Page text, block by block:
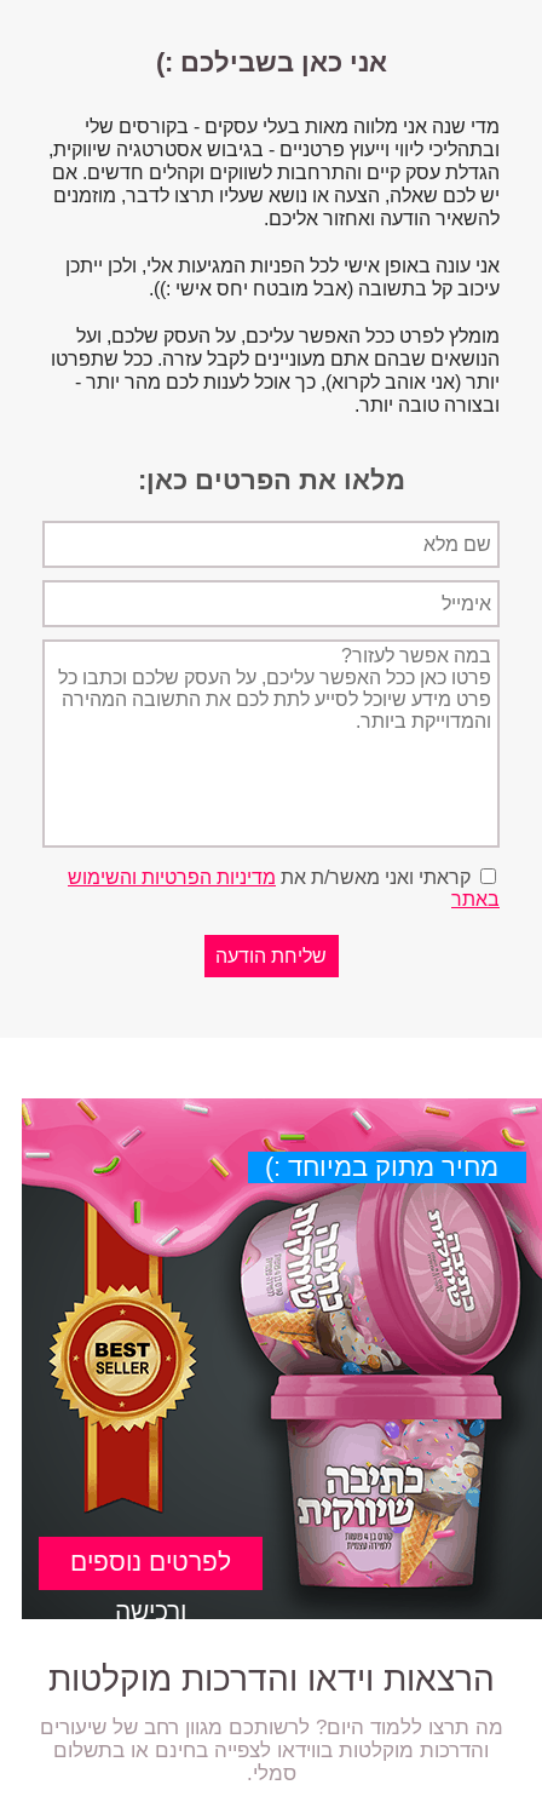
אני כאן בשבילכם :)
מדי שנה אני מלווה מאות בעלי עסקים - בקורסים שלי
ובתהליכי ליווי וייעוץ פרטניים - בגיבוש אסטרטגיה שיווקית,
הגדלת עסק קיים והתרחבות לשווקים וקהלים חדשים. אם
יש לכם שאלה, הצעה או נושא שעליו תרצו לדבר, מוזמנים
להשאיר הודעה ואחזור אליכם.
אני עונה באופן אישי לכל הפניות המגיעות אלי, ולכן ייתכן
עיכוב קל בתשובה (אבל מובטח יחס אישי :)).
מומלץ לפרט ככל האפשר עליכם, על העסק שלכם, ועל
הנושאים שבהם אתם מעוניינים לקבל עזרה. ככל שתפרטו
יותר (אני אוהב לקרוא), כך אוכל לענות לכם מהר יותר -
ובצורה טובה יותר.
מלאו את הפרטים כאן:
מלא
תיאור
הפניה
קראתי ואני מאשר/ת את מדיניות הפרטיות והשימוש
באתר
מחיר מתוק במיוחד :)
לפרטים נוספים
ורכישה
הרצאות וידאו והדרכות מוקלטות
מה תרצו ללמוד היום? לרשותכם מגוון רחב של שיעורים
והדרכות מוקלטות בווידאו לצפייה בחינם או בתשלום
סמלי.